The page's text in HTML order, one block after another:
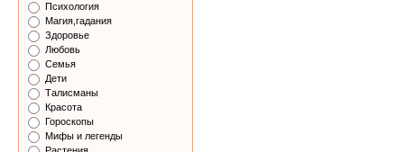
Психология
Магия,гадания
Здоровье
Любовь
Семья
Дети
Талисманы
Красота
Гороскопы
Мифы и легенды